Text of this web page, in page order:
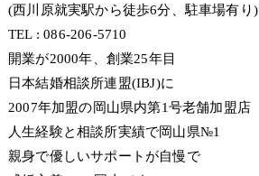
(西川原就実駅から徒歩6分、駐車場有り)
TEL : 086-206-5710
開業が2000年、創業25年目
日本結婚相談所連盟(IBJ)に
2007年加盟の岡山県内第1号老舗加盟店
人生経験と相談所実績で岡山県№1
親身で優しいサポートが自慢で